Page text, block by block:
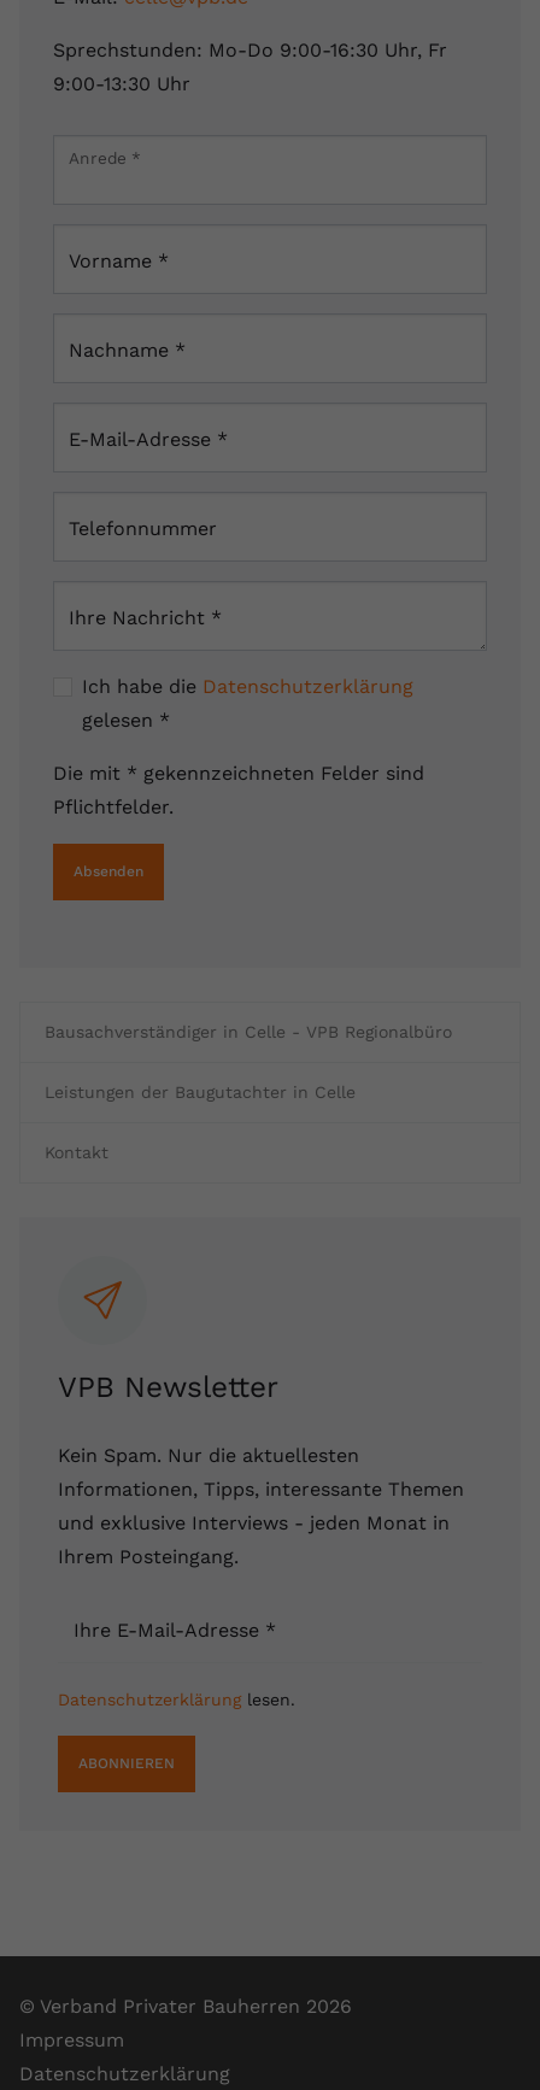
Bausachverständiger in Celle - VPB Regionalbüro
Leistungen der Baugutachter in Celle
Kontakt
VPB Newsletter
Kein Spam. Nur die aktuellesten
Informationen, Tipps, interessante Themen
und exklusive Interviews - jeden Monat in
Ihrem Posteingang.
Ihre E-Mail-Adresse *
Datenschutzerklärunglesen.
ABONNIEREN
Sprechstunden: Mo-Do 9:00-16:30 Uhr, Fr
9:00-13:30 Uhr
Blumlage 116, 29221 Celle, Deutschland
Anrede *
Vorname *
Nachname *
E-Mail-Adresse *
Telefonnummer
Ihre Nachricht *
Ich habe die Datenschutzerklärung
gelesen *
Die mit * gekennzeichneten Felder sind
Pflichtfelder.
Absenden
© Verband Privater Bauherren 2026
Impressum
Datenschutzerklärung